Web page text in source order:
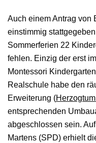
Auch einem Antrag von
einstimmig
Sommerferien 22
fehlen. Einzig der erst
Montessori
Realschule habe den
Erweiterung (
entsprechenden
abgeschlossen sein.
Martens (SPD) erhielt